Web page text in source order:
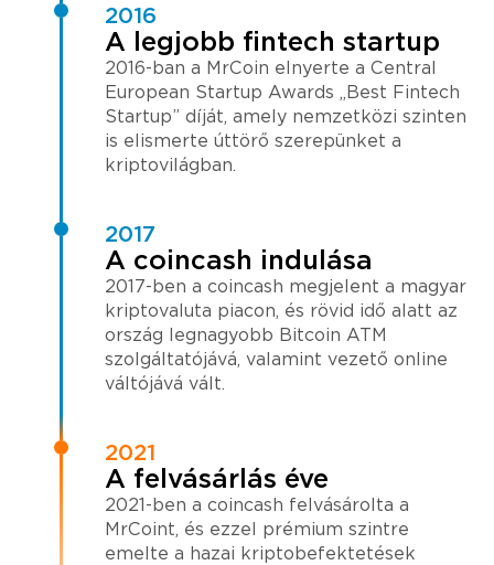
2016
A legjobb fintech startup
2016-ban a MrCoin elnyerte a Central
European Startup Awards „Best Fintech
Startup” díját, amely nemzetközi szinten
is elismerte úttörő szerepünket a
kriptovilágban.
2017
A coincash indulása
2017-ben a coincash megjelent a magyar
kriptovaluta piacon, és rövid idő alatt az
ország legnagyobb Bitcoin ATM
szolgáltatójává, valamint vezető online
váltójává vált.
2021
A felvásárlás éve
2021-ben a coincash felvásárolta a
MrCoint, és ezzel prémium szintre
emelte a hazai kriptobefektetések